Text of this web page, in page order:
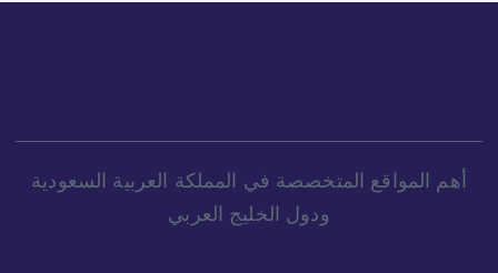
أهم المواقع المتخصصة في المملكة العربية السعودية
ودول الخليج العربي